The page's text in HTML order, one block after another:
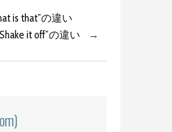
is that”の違い
it off”の違い
→